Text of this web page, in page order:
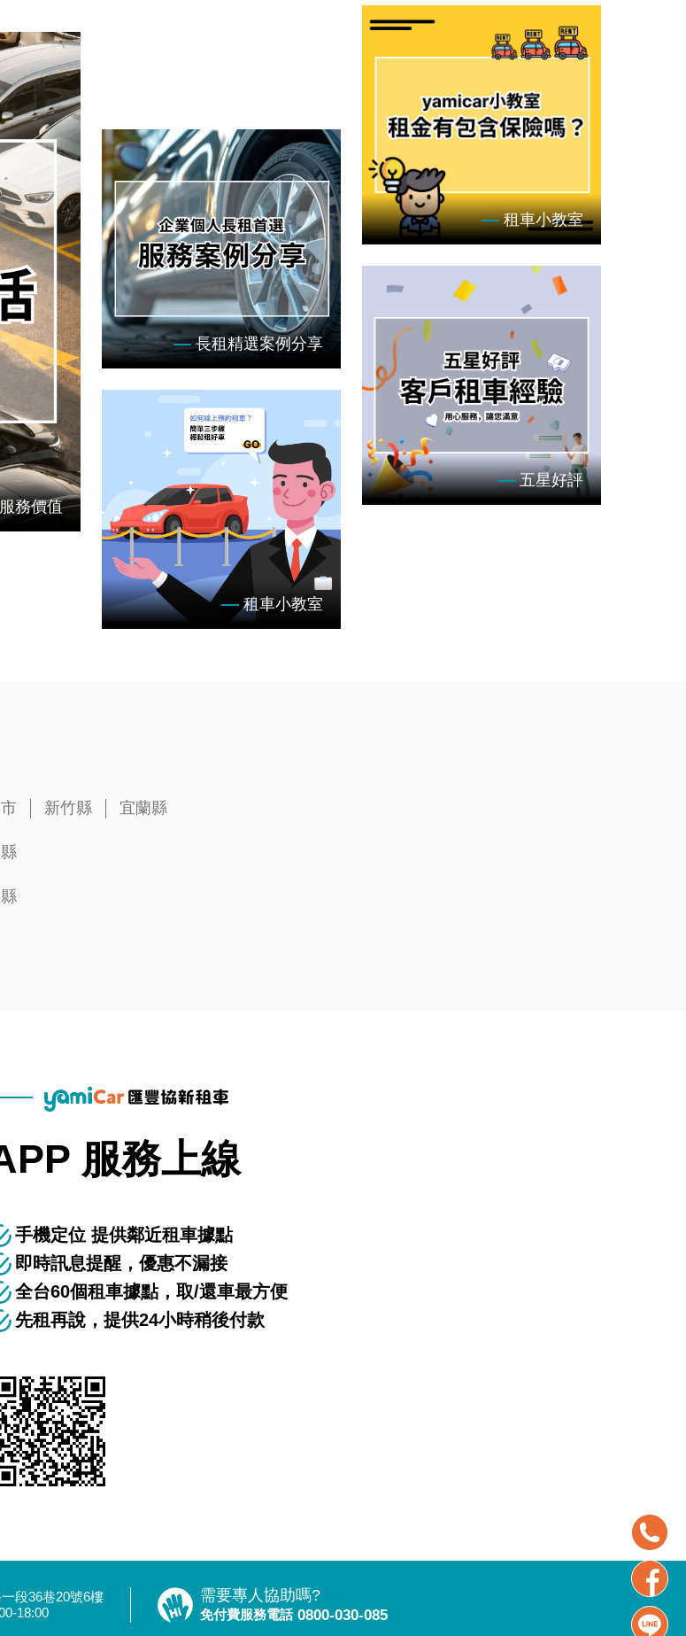
務價值
長租精選案例分享
每一個案例的堅持，你的長租好夥
伴！
租車小教室
租車小教室
租車你不知道的事
五星好評
新竹縣 宜蘭縣
服務上線
手機定位 提供鄰近租車據點
即時訊息提醒，優惠不漏接
全台60個租車據點，取/還車最方便
先租再說，提供24小時稍後付款
段36巷20號6樓
18:00
需要專人協助嗎?
免付費服務電話 0800-030-085